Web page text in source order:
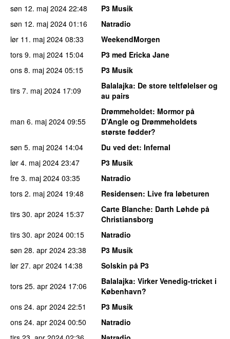
søn 12. maj 2024 22:48
P3 Musik
søn 12. maj 2024 01:16
Natradio
lør 11. maj 2024 08:33
WeekendMorgen
tors 9. maj 2024 15:04
P3 med Ericka Jane
ons 8. maj 2024 05:15
P3 Musik
tirs 7. maj 2024 17:09 Balalajka: De store teltfølelser og
au pairs
man 6. maj 2024 09:55
Drømmeholdet: Mormor på
D’Angle og Drømmeholdets
største fødder?
søn 5. maj 2024 14:04 Du ved det: Infernal
lør 4. maj 2024 23:47
P3 Musik
fre 3. maj 2024 03:35
Natradio
tors 2. maj 2024 19:48 Residensen: Live fra løbeturen
tirs 30. apr 2024 15:37 Carte Blanche: Darth Løhde på
Christiansborg
tirs 30. apr 2024 00:15
Natradio
søn 28. apr 2024 23:38
P3 Musik
lør 27. apr 2024 14:38
Solskin på P3
tors 25. apr 2024 17:06 Balalajka: Virker Venedig-tricket i
København?
ons 24. apr 2024 22:51
P3 Musik
ons 24. apr 2024 00:50
Natradio